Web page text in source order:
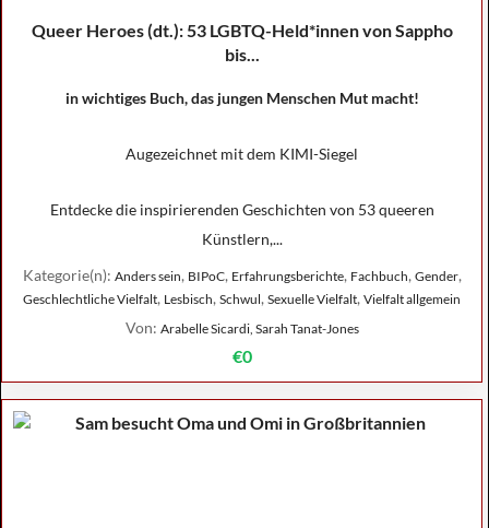
Queer Heroes (dt.): 53 LGBTQ-Held*innen von Sappho
bis...
in wichtiges Buch, das jungen Menschen Mut macht!
Augezeichnet mit dem KIMI-Siegel
Entdecke die inspirierenden Geschichten von 53 queeren
Künstlern,...
Kategorie(n): Anders sein, BIPoC, Erfahrungsberichte, Fachbuch, Gender,
Geschlechtliche Vielfalt, Lesbisch, Schwul, Sexuelle Vielfalt, Vielfalt allgemein
Von: Arabelle Sicardi, Sarah Tanat-Jones
€0